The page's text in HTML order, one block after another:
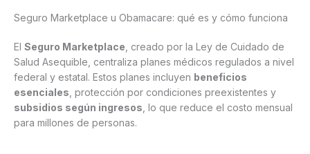
Seguro Marketplace u Obamacare: qué es y cómo funciona
El Seguro Marketplace , creado por la Ley de Cuidado de
Salud Asequible, centraliza planes médicos regulados a nivel
federal y estatal. Estos planes incluyen beneficios
esenciales , protección por condiciones preexistentes y
subsidios según ingresos , lo que reduce el costo mensual
para millones de personas.